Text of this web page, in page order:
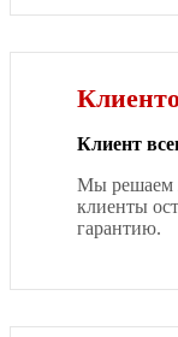
Клиент
Мы решаем
клиенты
гарантию.